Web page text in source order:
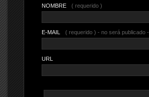
NOMBRE ( requerido )
E-MAIL ( requerido ) - no será publicado -
URL